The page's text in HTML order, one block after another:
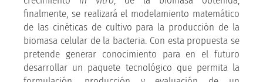
finalmente, se realizará el modelamiento matemático
de las cinéticas de cultivo para la producción de la
biomasa celular de la bacteria. Con esta propuesta se
pretende generar conocimiento para en el futuro
desarrollar un paquete tecnológico que permita la